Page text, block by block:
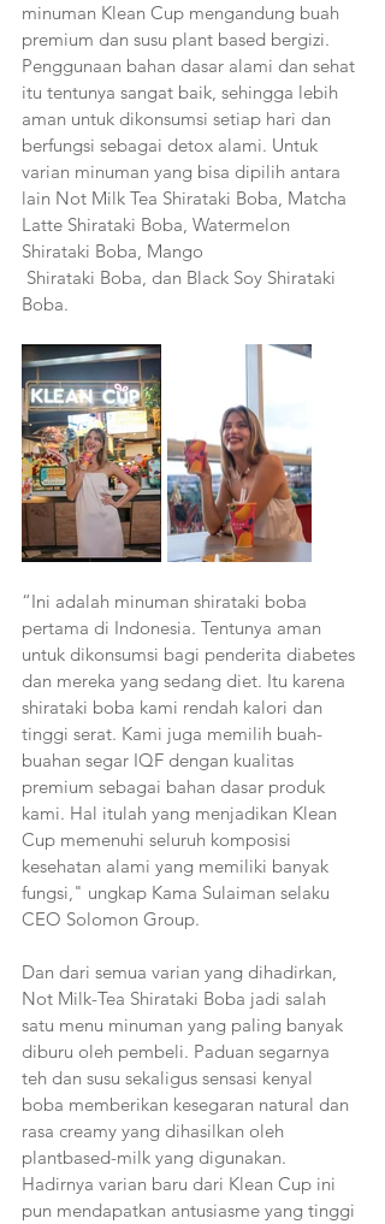
minuman Klean Cup mengandung buah
premium dan susu plant based bergizi.
Penggunaan bahan dasar alami dan sehat
itu tentunya sangat baik, sehingga lebih
aman untuk dikonsumsi setiap hari dan
berfungsi sebagai detox alami. Untuk
varian minuman yang bisa dipilih antara
lain Not Milk Tea Shirataki Boba, Matcha
Latte Shirataki Boba, Watermelon
Shirataki Boba, Mango
Boba.
“Ini adalah minuman shirataki boba
pertama di Indonesia. Tentunya aman
untuk dikonsumsi bagi penderita diabetes
dan mereka yang sedang diet. Itu karena
shirataki boba kami rendah kalori dan
tinggi serat. Kami juga memilih buah-
buahan segar IQF dengan kualitas
premium sebagai bahan dasar produk
kami. Hal itulah yang menjadikan Klean
Cup memenuhi seluruh komposisi
kesehatan alami yang memiliki banyak
fungsi," ungkap Kama Sulaiman selaku
CEO Solomon Group.
Dan dari semua varian yang dihadirkan,
Not Milk-Tea Shirataki Boba jadi salah
satu menu minuman yang paling banyak
diburu oleh pembeli. Paduan segarnya
teh dan susu sekaligus sensasi kenyal
boba memberikan kesegaran natural dan
rasa creamy yang dihasilkan oleh
plantbased-milk yang digunakan.
Hadirnya varian baru dari Klean Cup ini
pun mendapatkan antusiasme yang tinggi